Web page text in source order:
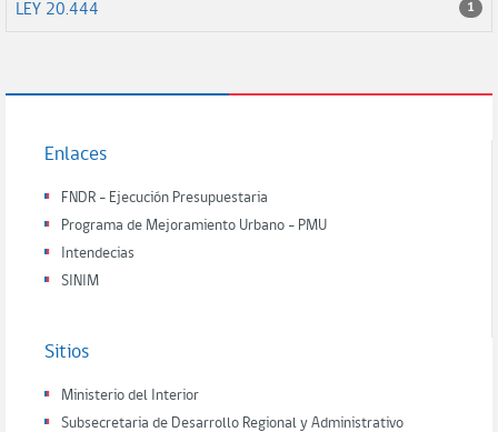
LEY 20.444 1
Enlaces
FNDR - Ejecución Presupuestaria
Programa de Mejoramiento Urbano - PMU
Intendecias
SINIM
Sitios
Ministerio del Interior
Subsecretaria de Desarrollo Regional y Administrativo